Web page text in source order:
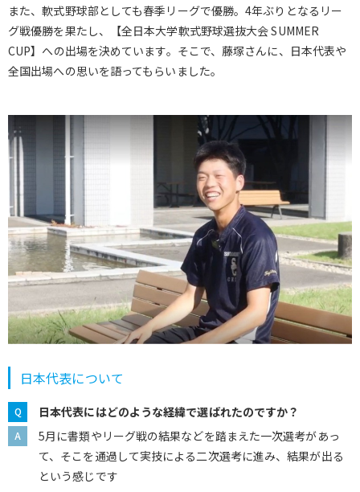
また、軟式野球部としても春季リーグで優勝。4年ぶりとなるリー
グ戦優勝を果たし、【全日本大学軟式野球選抜大会 SUMMER
CUP】への出場を決めています。そこで、藤塚さんに、日本代表や
全国出場への思いを語ってもらいました。
日本代表について
日本代表にはどのような経緯で選ばれたのですか？
5月に書類やリーグ戦の結果などを踏まえた一次選考があっ
て、そこを通過して実技による二次選考に進み、結果が出る
という感じです